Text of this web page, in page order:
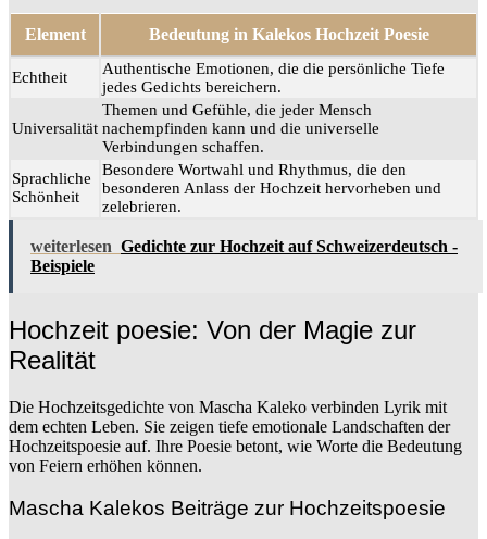
Element Bedeutung in Kalekos Hochzeit Poesie
Echtheit
Authentische Emotionen, die die persönliche Tiefe
jedes Gedichts bereichern.
Universalität
Themen und Gefühle, die jeder Mensch
nachempfinden kann und die universelle
Verbindungen schaffen.
Sprachliche
Schönheit
Besondere Wortwahl und Rhythmus, die den
besonderen Anlass der Hochzeit hervorheben und
zelebrieren.
weiterlesen Gedichte zur Hochzeit auf Schweizerdeutsch -
Beispiele
Hochzeit poesie: Von der Magie zur
Realität
Die Hochzeitsgedichte von Mascha Kaleko verbinden Lyrik mit
dem echten Leben. Sie zeigen tiefe emotionale Landschaften der
Hochzeitspoesie auf. Ihre Poesie betont, wie Worte die Bedeutung
von Feiern erhöhen können.
Mascha Kalekos Beiträge zur Hochzeitspoesie